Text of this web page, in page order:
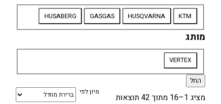
סוג
אופנוע
KTM
HUSQVARNA
GASGAS
HUSABERG
מותג
מותג
VERTEX
החל
מציג 1–16 מתוך 42 תוצאות מיון לפי